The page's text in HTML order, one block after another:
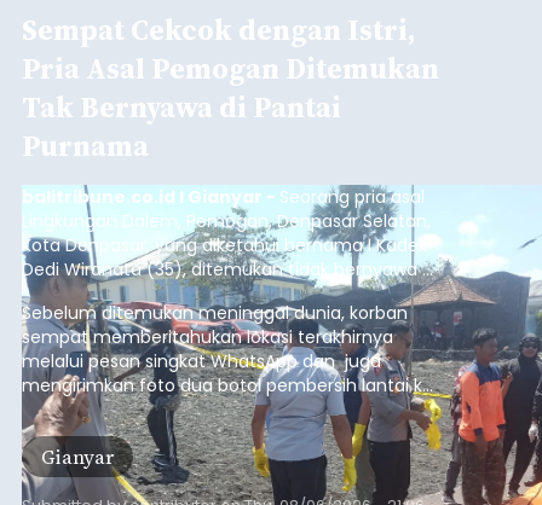
Sempat Cekcok dengan Istri,
Pria Asal Pemogan Ditemukan
Tak Bernyawa di Pantai
Purnama
balitribune.co.id I Gianyar - Seorang pria asal
Lingkungan Dalem, Pemogan, Denpasar Selatan,
Kota Denpasar, yang diketahui bernama I Kadek
Dedi Wiranata (35), ditemukan tidak bernyawa di
pesisir Pantai Purnama, Sukawati.
Sebelum ditemukan meninggal dunia, korban
sempat memberitahukan lokasi terakhirnya
melalui pesan singkat WhatsApp dan juga
mengirimkan foto dua botol pembersih lantai ke
istrinya.
Gianyar